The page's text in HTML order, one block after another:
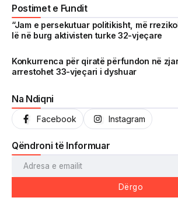
qytetare dhe zhvillimet që prekin
përditshme të shqiptarëve.
arritura në një kohë shumë të shkurtër,
kthyer në një zë të fortë informimi dhe
Postimet e Fundit
“Jam e persekutuar politikisht, më
lë në burg aktivisten turke 32-vjeçare
Konkurrenca për qiratë përfundon në
arrestohet 33-vjeçari i dyshuar
Na Ndiqni
Facebook Instagram
Qëndroni të Informuar
Dërgo